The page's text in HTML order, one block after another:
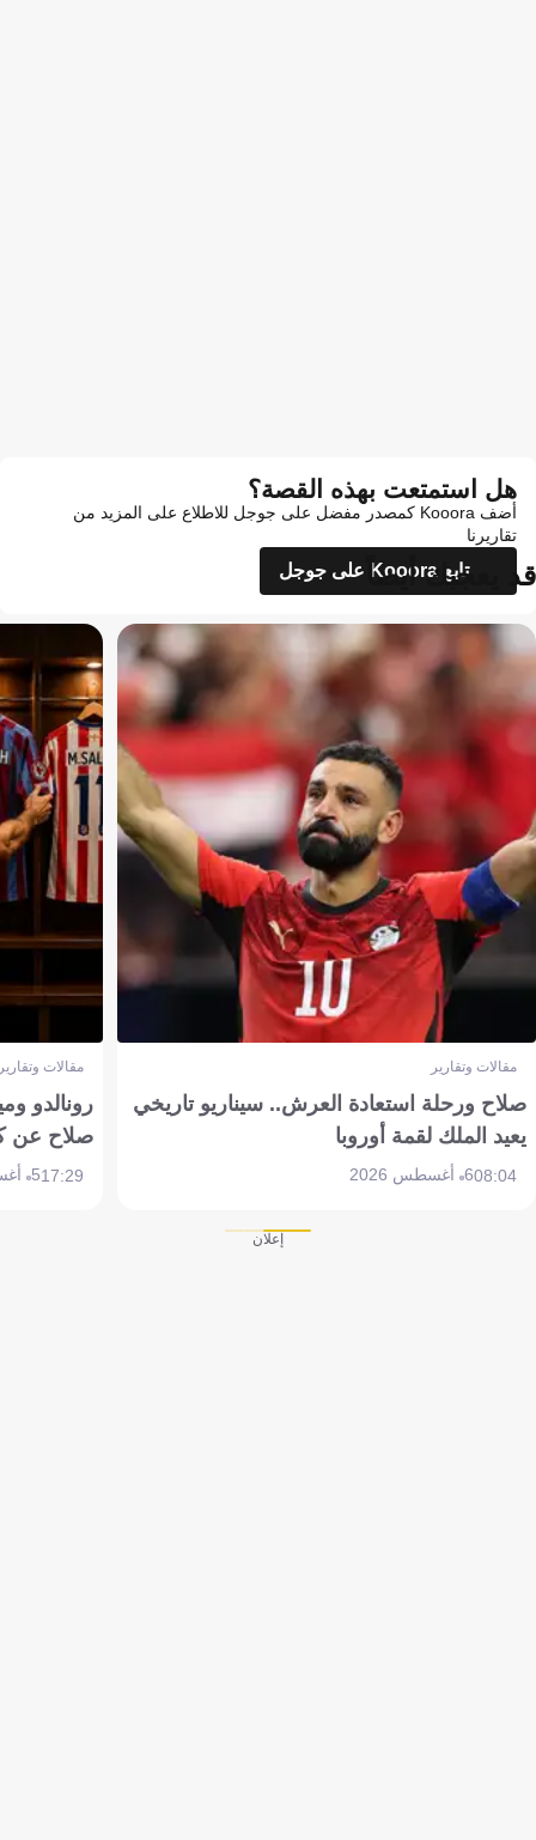
هل استمتعت بهذه القصة؟
أضف Kooora كمصدر مفضل على جوجل للاطلاع على المزيد من
تقاريرنا
تابع Kooora على جوجل
قد يعجبك أيضاً
مقالات وتقارير
صلاح ورحلة استعادة العرش.. سيناريو تاريخي
يعيد الملك لقمة أوروبا
08:046 أغسطس 2026
مقالات
رونالدو
صلاح عن
17:295 أغسطس 2026
إعلان